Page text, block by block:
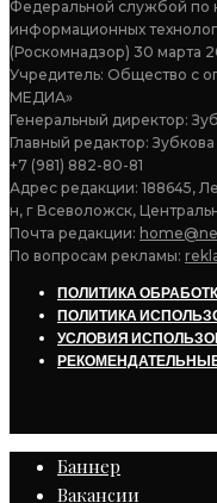
Федеральной службой по
информационных
(Роскомнадзор) 30 марта
Учредитель: Общество с
МЕДИА»
Генеральный директор:
Главный редактор:
+7 (981) 882-80-81
Адрес редакции: 188645,
н, г Всеволожск,
Почта редакции:
По вопросам рекламы:
ПОЛИТИКА
ПОЛИТИКА
УСЛОВИЯ
Баннер
Вакансии